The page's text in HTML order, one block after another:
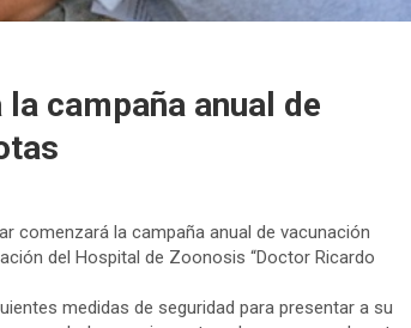
campaña anual de
comenzará la campaña anual de vacunación
del Hospital de Zoonosis “Doctor Ricardo
medidas de seguridad para presentar a su